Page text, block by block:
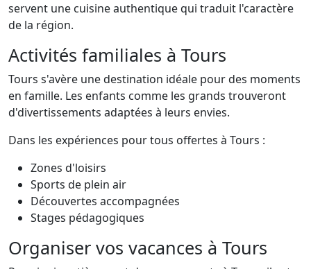
servent une cuisine authentique qui traduit l'caractère
de la région.
Activités familiales à Tours
Tours s'avère une destination idéale pour des moments
en famille. Les enfants comme les grands trouveront
d'divertissements adaptées à leurs envies.
Dans les expériences pour tous offertes à Tours :
Zones d'loisirs
Sports de plein air
Découvertes accompagnées
Stages pédagogiques
Organiser vos vacances à Tours